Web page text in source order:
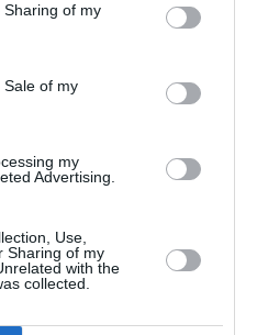
of my
of my
my
Advertising.
Use,
Sharing of my
with the
collected.
στο Google News
για την Τέχνη και τον
❯
ΑΣΚΗΤΙΚΗ